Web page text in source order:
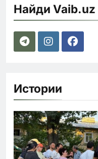
Найди Vaib.uz
Истории